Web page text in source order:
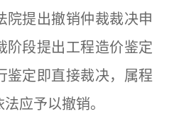
院提出撤销仲裁裁决申
阶段提出工程造价鉴定
鉴定即直接裁决，属程
应予以撤销。